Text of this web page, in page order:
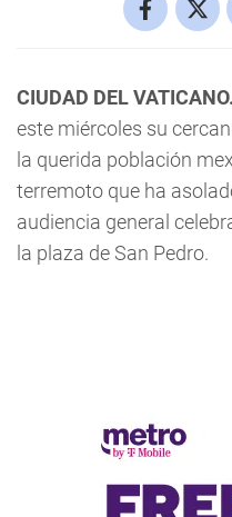
CIUDAD DEL
este miércoles su
la querida población
terremoto que ha
audiencia general
la plaza de San Pedro.